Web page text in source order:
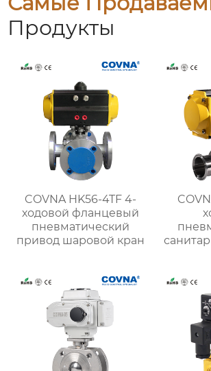
Продукты
COVNA HK56-4TF 4-
ходовой фланцевый
пневматический
привод шаровой кран